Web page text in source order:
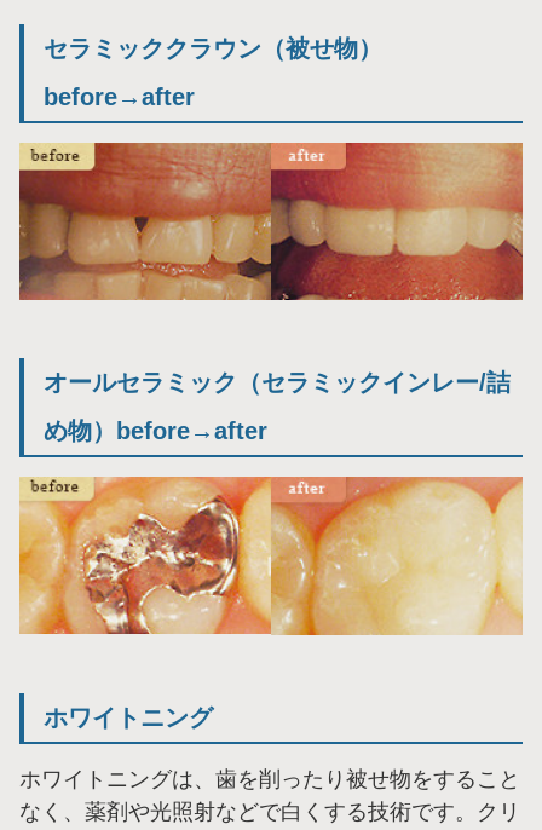
セラミッククラウン（被せ物）
before→after
オールセラミック（セラミックインレー/詰
め物）before→after
ホワイトニング
ホワイトニングは、歯を削ったり被せ物をすること
なく、薬剤や光照射などで白くする技術です。クリ